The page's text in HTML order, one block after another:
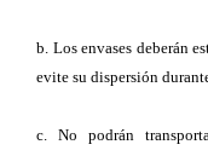
b. Los envases deberán
evite su dispersión
c. No podrán